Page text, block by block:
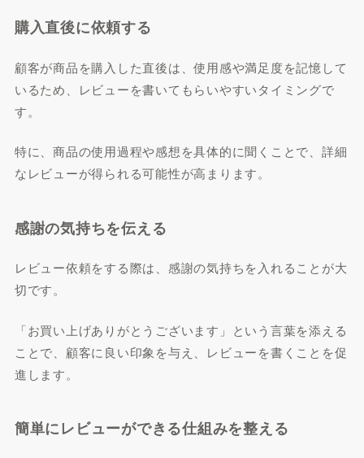
購入直後に依頼する
顧客が商品を購入した直後は、使用感や満足度を記憶して
いるため、レビューを書いてもらいやすいタイミングで
す。
特に、商品の使用過程や感想を具体的に聞くことで、詳細
なレビューが得られる可能性が高まります。
感謝の気持ちを伝える
レビュー依頼をする際は、感謝の気持ちを入れることが大
切です。
「お買い上げありがとうございます」という言葉を添える
ことで、顧客に良い印象を与え、レビューを書くことを促
進します。
簡単にレビューができる仕組みを整える